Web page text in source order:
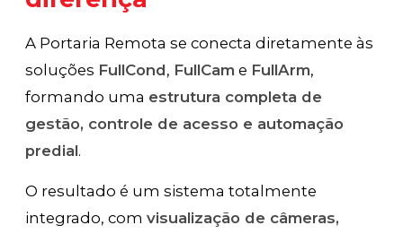
A Portaria Remota se conecta diretamente às
soluções FullCond, FullCam e FullArm,
formando uma estrutura completa de
gestão, controle de acesso e automação
predial.
O resultado é um sistema totalmente
integrado, comvisualização de câmeras,